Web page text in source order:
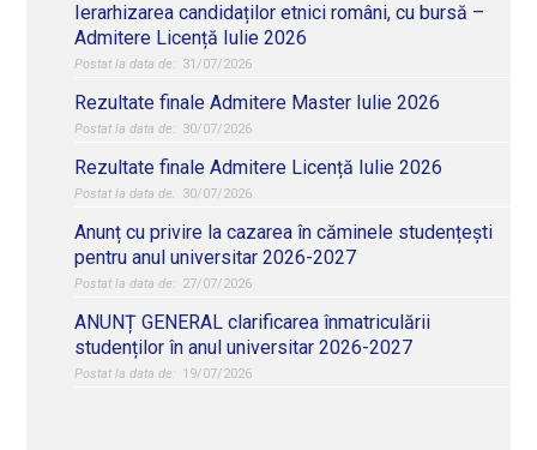
Ierarhizarea candidaților etnici români, cu bursă –
Admitere Licență Iulie 2026
31/07/2026
Rezultate finale Admitere Master Iulie 2026
30/07/2026
Rezultate finale Admitere Licență Iulie 2026
30/07/2026
Anunț cu privire la cazarea în căminele studențești
pentru anul universitar 2026-2027
27/07/2026
ANUNȚ GENERAL clarificarea înmatriculării
studenților în anul universitar 2026-2027
19/07/2026